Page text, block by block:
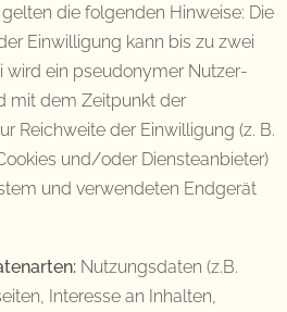
die folgenden Hinweise: Die
Einwilligung kann bis zu zwei
wird ein pseudonymer Nutzer-
mit dem Zeitpunkt der
Reichweite der Einwilligung (z. B.
und/oder Diensteanbieter)
und verwendeten Endgerät
Nutzungsdaten (z.B.
Interesse an Inhalten,